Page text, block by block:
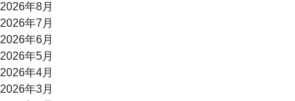
2026年8月
2026年7月
2026年6月
2026年5月
2026年4月
2026年3月